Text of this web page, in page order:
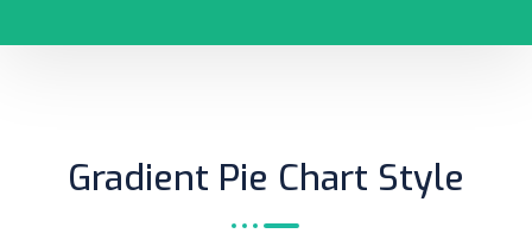
Gradient Pie Chart Style